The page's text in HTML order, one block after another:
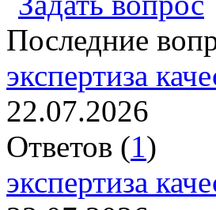
Последние
экспертиза
22.07.2026
Ответов (1)
экспертиза